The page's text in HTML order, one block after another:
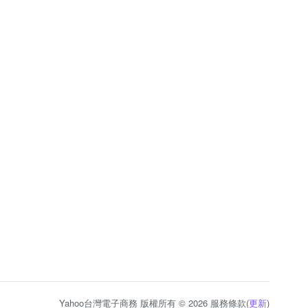
Yahoo台灣電子商務 版權所有 © 2026 服務條款(更新)